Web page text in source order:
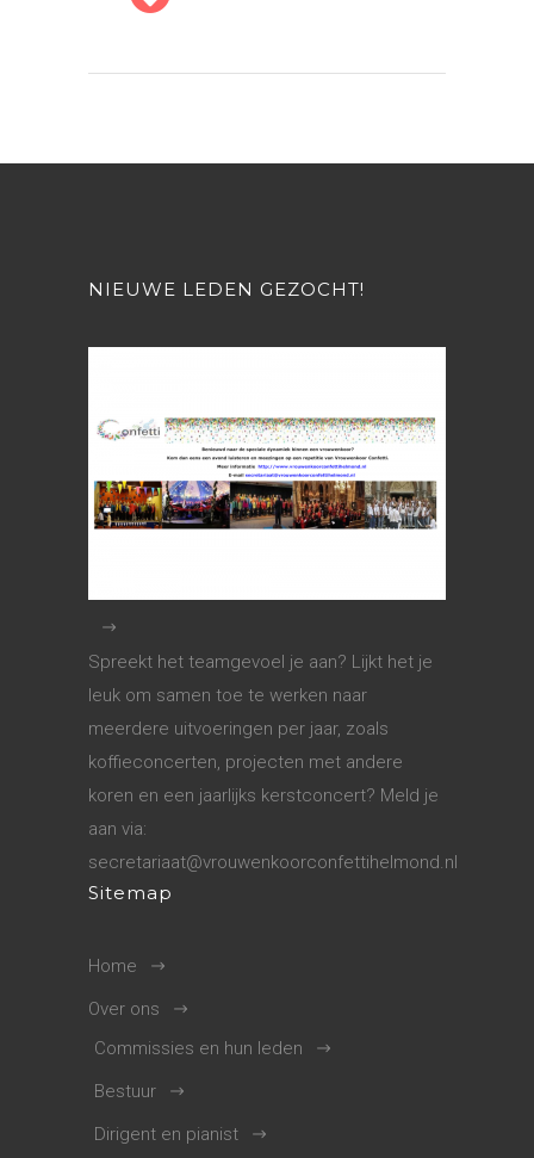
NIEUWE LEDEN GEZOCHT!
Spreekt het teamgevoel je aan? Lijkt het je
leuk om samen toe te werken naar
meerdere uitvoeringen per jaar, zoals
koffieconcerten, projecten met andere
koren en een jaarlijks kerstconcert? Meld je
aan via:
secretariaat@vrouwenkoorconfettihelmond.nl
Sitemap
Home
Over ons
Commissies en hun leden
Bestuur
Dirigent en pianist